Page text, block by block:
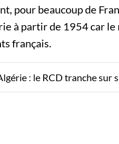
pour beaucoup de
à partir de 1954 car
français.
: le RCD tranche sur